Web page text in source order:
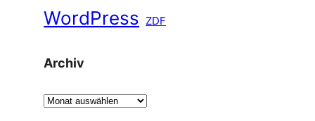
WordPress ZDF
Archiv
A